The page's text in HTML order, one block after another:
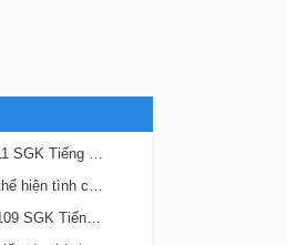
Bài 22 Đọc mở rộng trang 111 SGK Tiếng Việt 5 Kết nối tri thức tập 2
Bài 22 Luyện viết đoạn văn thể hiện tình cảm, cảm xúc về một sự việc trang 111 SGK Tiếng Việt 5 Kết nối tri thức tập 2
Bài 22 Bộ đội về làng trang 109 SGK Tiếng Việt 5 Kết nối tri thức tập 2